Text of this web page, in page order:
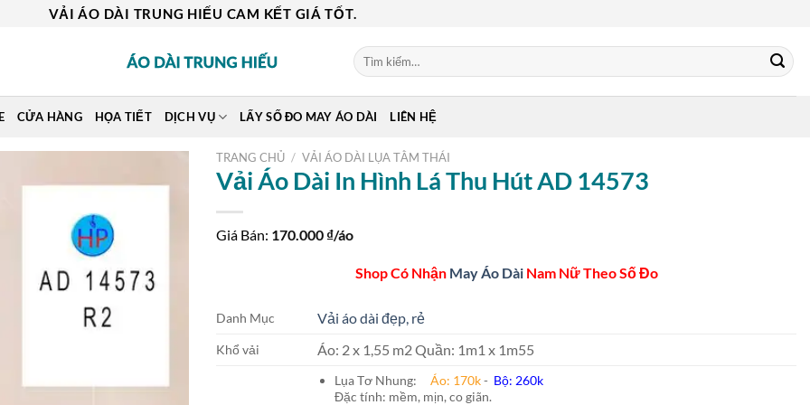
VẢI ÁO DÀI TRUNG HIẾU CAM KẾT GIÁ TỐT.
Tìm
kiếm:
CỬA HÀNG HỌA TIẾT DỊCH VỤ LẤY SỐ ĐO MAY ÁO DÀI LIÊN HỆ
TRANG CHỦ / VẢI ÁO DÀI LỤA TẰM THÁI
Vải Áo Dài In Hình Lá Thu Hút AD 14573
Giá Bán: 170.000 ₫/áo
Shop Có Nhận May Áo DàiNam Nữ Theo Số Đo
Danh Mục Vải áo dài đẹp, rẻ
Khổ vải Áo: 2 x 1,55 m2 Quần: 1m1 x 1m55
Lụa Tơ Nhung: Áo: 170k- Bộ: 260k
Đặc tính: mềm, mịn, co giãn.